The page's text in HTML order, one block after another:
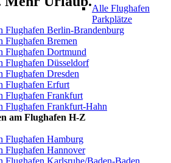
Alle Flughafen
Parkplätze
Flughafen Berlin-Brandenburg
Flughafen Bremen
Flughafen Dortmund
Flughafen Düsseldorf
Flughafen Dresden
Flughafen Erfurt
Flughafen Frankfurt
Flughafen Frankfurt-Hahn
am Flughafen H-Z
Flughafen Hamburg
Flughafen Hannover
Flughafen Karlsruhe/Baden-Baden